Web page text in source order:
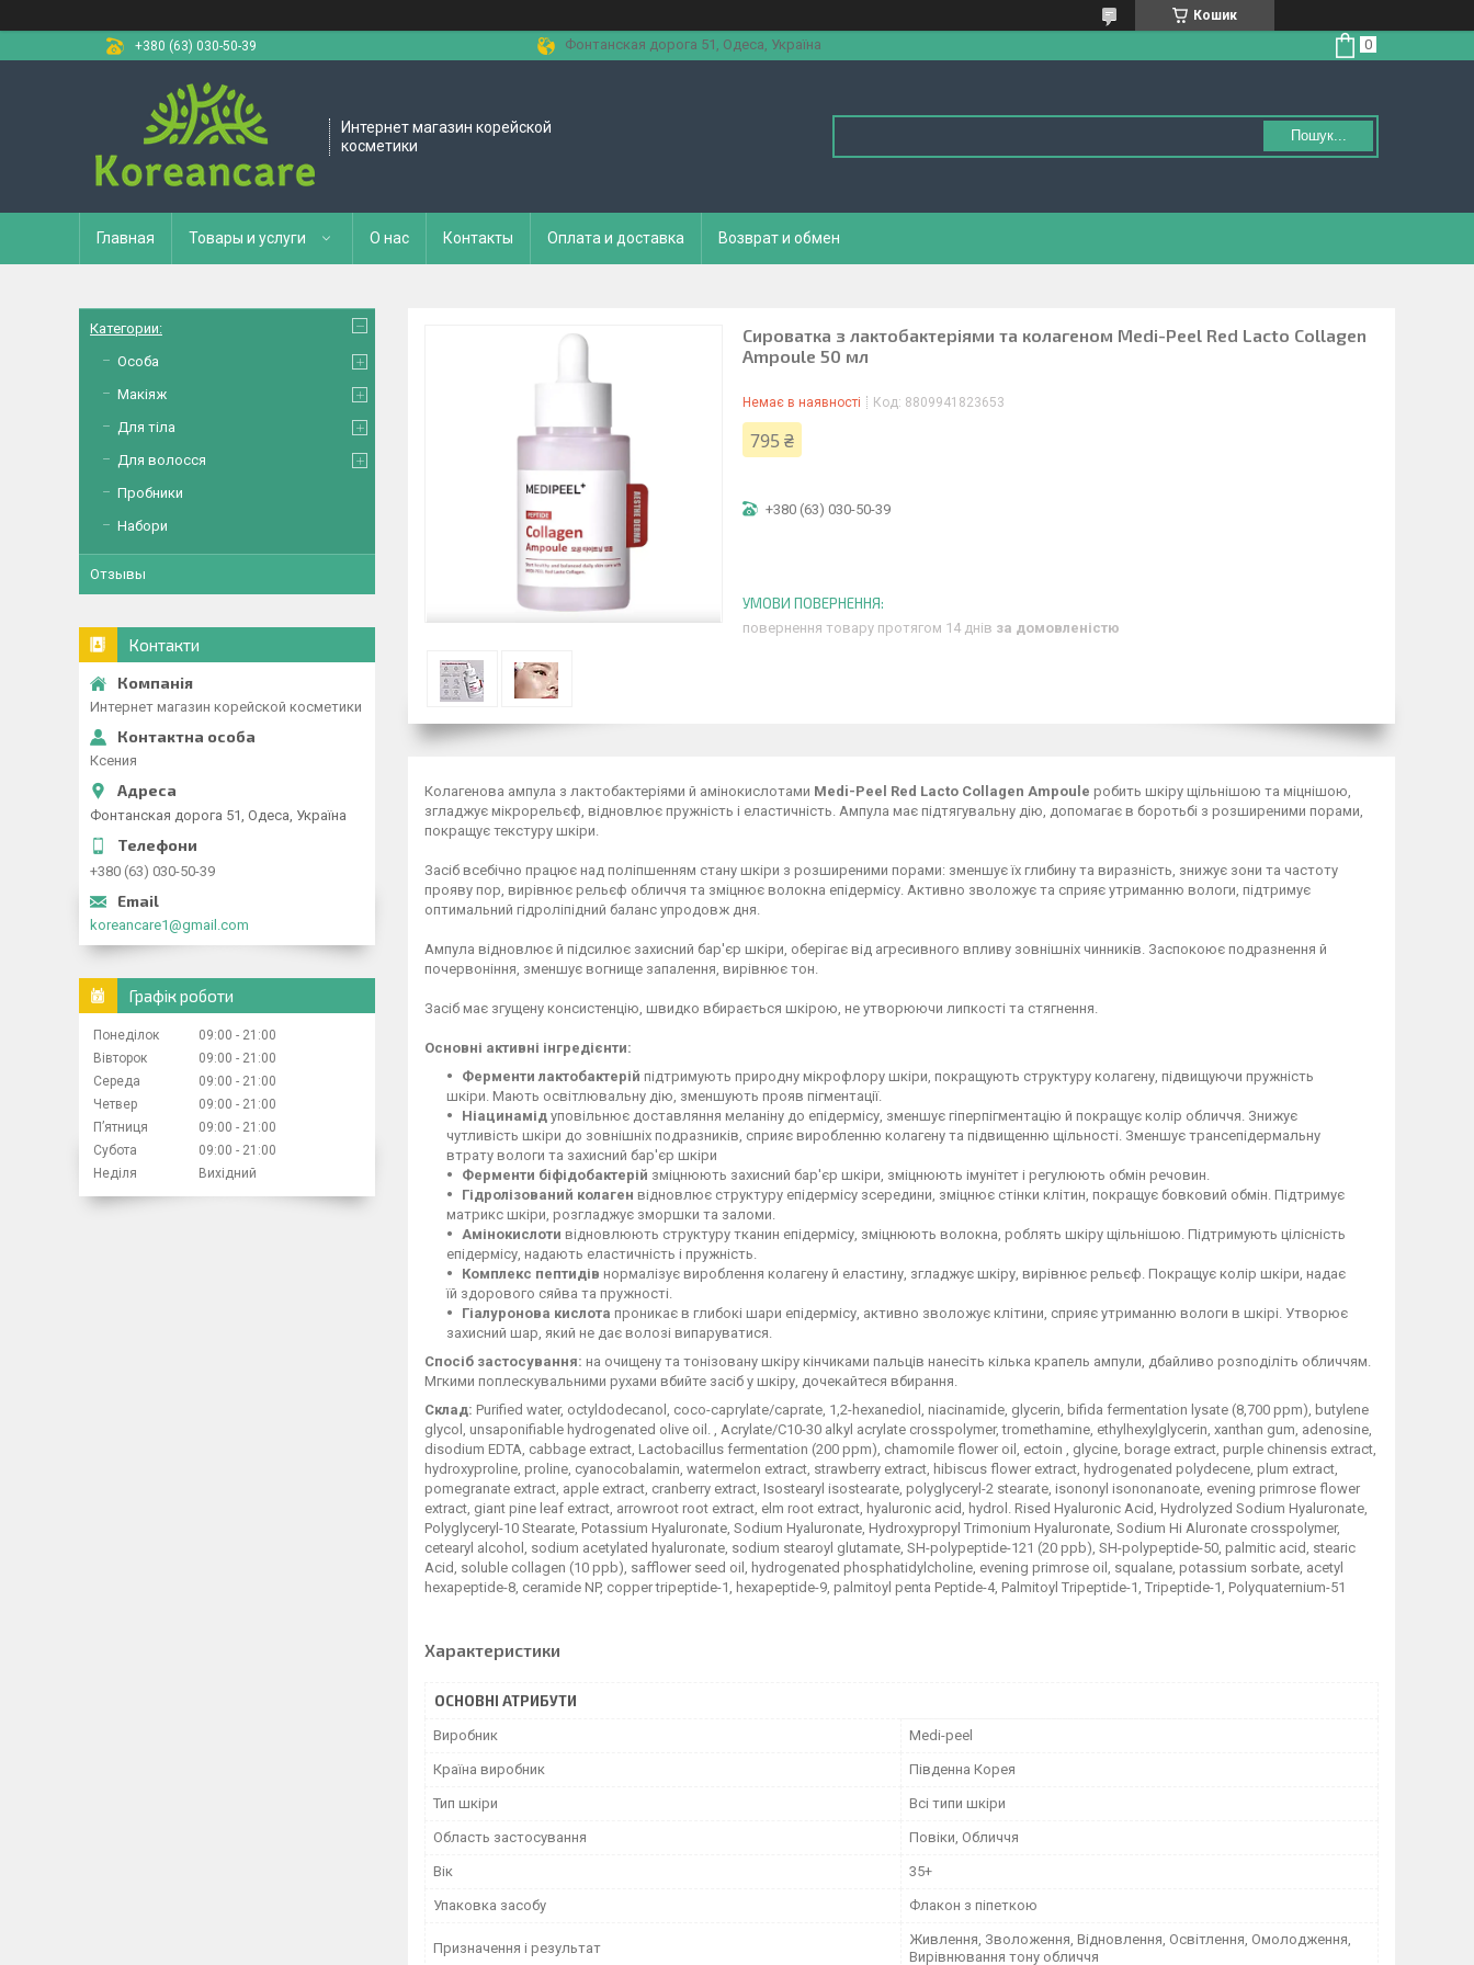
Кошик
+380 (63) 030-50-39
Фонтанская дорога 51, Одеса, Україна
Интернет магазин корейской
косметики
Пошук...
Главная Товары и услуги О нас Контакты Оплата и доставка Возврат и обмен
Сироватка з лактобактеріями та колагеном Medi-Peel Red Lacto Collagen
Ampoule 50 мл
Немає в наявності Код: 8809941823653
795 ₴
+380 (63) 030-50-39
повернення товару протягом 14 днів за домовленістю
Колагенова ампула з лактобактеріями й амінокислотами Medi-Peel Red Lacto Collagen Ampoule робить шкіру щільнішою та міцнішою,
згладжує мікрорельєф, відновлює пружність і еластичність. Ампула має підтягувальну дію, допомагає в боротьбі з розширеними порами,
покращує текстуру шкіри.
Засіб всебічно працює над поліпшенням стану шкіри з розширеними порами: зменшує їх глибину та виразність, знижує зони та частоту
прояву пор, вирівнює рельєф обличчя та зміцнює волокна епідермісу. Активно зволожує та сприяє утриманню вологи, підтримує
оптимальний гідроліпідний баланс упродовж дня.
Ампула відновлює й підсилює захисний бар'єр шкіри, оберігає від агресивного впливу зовнішніх чинників. Заспокоює подразнення й
почервоніння, зменшує вогнище запалення, вирівнює тон.
Засіб має згущену консистенцію, швидко вбирається шкірою, не утворюючи липкості та стягнення.
Основні активні інгредієнти:
Ферменти лактобактерій підтримують природну мікрофлору шкіри, покращують структуру колагену, підвищуючи пружність
шкіри. Мають освітлювальну дію, зменшують прояв пігментації.
Ніацинамід уповільнює доставляння меланіну до епідермісу, зменшує гіперпігментацію й покращує колір обличчя. Знижує
чутливість шкіри до зовнішніх подразників, сприяє виробленню колагену та підвищенню щільності. Зменшує трансепідермальну
втрату вологи та захисний бар'єр шкіри
Ферменти біфідобактерій зміцнюють захисний бар'єр шкіри, зміцнюють імунітет і регулюють обмін речовин.
Гідролізований колаген відновлює структуру епідермісу зсередини, зміцнює стінки клітин, покращує бовковий обмін. Підтримує
матрикс шкіри, розгладжує зморшки та заломи.
Амінокислоти відновлюють структуру тканин епідермісу, зміцнюють волокна, роблять шкіру щільнішою. Підтримують цілісність
епідермісу, надають еластичність і пружність.
Комплекс пептидів нормалізує вироблення колагену й еластину, згладжує шкіру, вирівнює рельєф. Покращує колір шкіри, надає
їй здорового сяйва та пружності.
Гіалуронова кислота проникає в глибокі шари епідермісу, активно зволожує клітини, сприяє утриманню вологи в шкірі. Утворює
захисний шар, який не дає волозі випаруватися.
Спосіб застосування: на очищену та тонізовану шкіру кінчиками пальців нанесіть кілька крапель ампули, дбайливо розподіліть обличчям.
Мгкими поплескувальними рухами вбийте засіб у шкіру, дочекайтеся вбирання.
Склад: Purified water, octyldodecanol, coco-caprylate/caprate, 1,2-hexanediol, niacinamide, glycerin, bifida fermentation lysate (8,700 ppm), butylene
glycol, unsaponifiable hydrogenated olive oil. , Acrylate/C10-30 alkyl acrylate crosspolymer, tromethamine, ethylhexylglycerin, xanthan gum, adenosine,
disodium EDTA, cabbage extract, Lactobacillus fermentation (200 ppm), chamomile flower oil, ectoin , glycine, borage extract, purple chinensis extract,
hydroxyproline, proline, cyanocobalamin, watermelon extract, strawberry extract, hibiscus flower extract, hydrogenated polydecene, plum extract,
pomegranate extract, apple extract, cranberry extract, Isostearyl isostearate, polyglyceryl-2 stearate, isononyl isononanoate, evening primrose flower
extract, giant pine leaf extract, arrowroot root extract, elm root extract, hyaluronic acid, hydrol. Rised Hyaluronic Acid, Hydrolyzed Sodium Hyaluronate,
Polyglyceryl-10 Stearate, Potassium Hyaluronate, Sodium Hyaluronate, Hydroxypropyl Trimonium Hyaluronate, Sodium Hi Aluronate crosspolymer,
cetearyl alcohol, sodium acetylated hyaluronate, sodium stearoyl glutamate, SH-polypeptide-121 (20 ppb), SH-polypeptide-50, palmitic acid, stearic
Acid, soluble collagen (10 ppb), safflower seed oil, hydrogenated phosphatidylcholine, evening primrose oil, squalane, potassium sorbate, acetyl
hexapeptide-8, ceramide NP, copper tripeptide-1, hexapeptide-9, palmitoyl penta Peptide-4, Palmitoyl Tripeptide-1, Tripeptide-1, Polyquaternium-51
Характеристики
ОСНОВНІ АТРИБУТИ
Виробник Medi-peel
Країна виробник Південна Корея
Тип шкіри Всі типи шкіри
Область застосування Повіки, Обличчя
Вік 35+
Упаковка засобу Флакон з піпеткою
Призначення і результат
Живлення, Зволоження, Відновлення, Освітлення, Омолодження,
Вирівнювання тону обличчя
Категории:
Особа
Макіяж
Для тіла
Для волосся
Пробники
Набори
Отзывы
Контакти
Интернет магазин корейской косметики
Ксения
Фонтанская дорога 51, Одеса, Україна
+380 (63) 030-50-39
koreancare1@gmail.com
Графік роботи
Понеділок 09:00
21:00
Вівторок
09:00
21:00
Середа
09:00
21:00
Четвер
09:00
21:00
Пʼятниця
09:00
21:00
Субота
09:00
21:00
Неділя
Вихідний